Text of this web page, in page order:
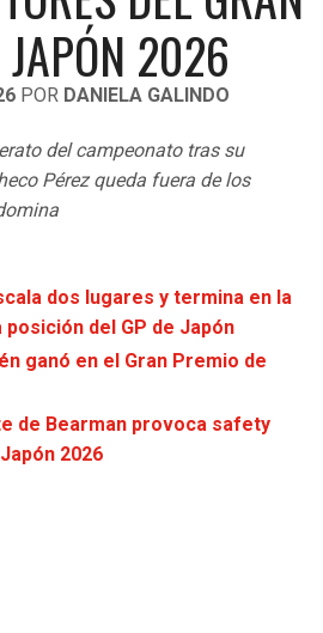
JAPÓN 2026
POR DANIELA GALINDO
del campeonato tras su
Pérez queda fuera de los
dos lugares y termina en la
del GP de Japón
ganó en el Gran Premio de
de Bearman provoca safety
2026